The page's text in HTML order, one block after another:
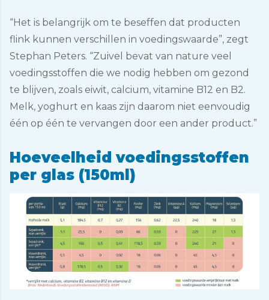
“Het is belangrijk om te beseffen dat producten
flink kunnen verschillen in voedingswaarde”, zegt
Stephan Peters. “Zuivel bevat van nature veel
voedingsstoffen die we nodig hebben om gezond
te blijven, zoals eiwit, calcium, vitamine B12 en B2.
Melk, yoghurt en kaas zijn daarom niet eenvoudig
één op één te vervangen door een ander product.”
Hoeveelheid voedingsstoffen
per glas (150ml)